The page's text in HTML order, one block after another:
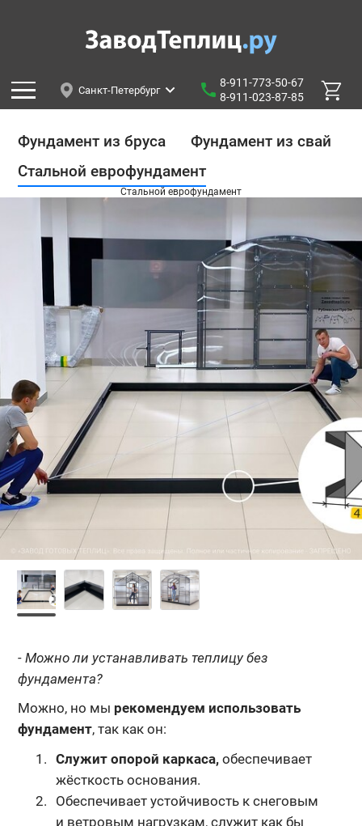
Санкт-Петербург
8-911-773-50-67
8-911-023-87-85
Фундамент из бруса
Фундамент из свай
Стальной еврофундамент
Стальной еврофундамент
- Можно ли устанавливать теплицу без
фундамента?
Можно, но мы рекомендуем использовать
фундамент, так как он:
Служит опорой каркаса,обеспечивает
жёсткость основания.
Обеспечивает устойчивость к снеговым
и ветровым нагрузкам, служит как бы